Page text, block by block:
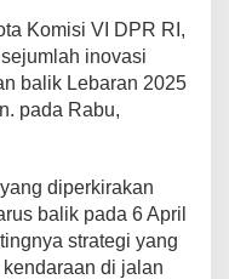
Komisi VI DPR RI,
inovasi
balik Lebaran 2025
pada Rabu,
diperkirakan
balik pada 6 April
strategi yang
di jalan